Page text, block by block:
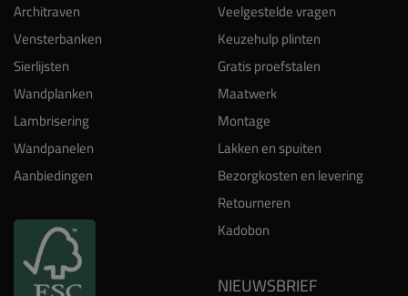
Architraven
Vensterbanken
Sierlijsten
Wandplanken
Lambrisering
Wandpanelen
Aanbiedingen
Veelgestelde vragen
Keuzehulp plinten
Gratis proefstalen
Maatwerk
Montage
Lakken en spuiten
Bezorgkosten en levering
Retourneren
Kadobon
NIEUWSBRIEF